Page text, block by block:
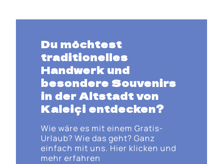
Du möchtest
traditionelles
Handwerk und
besondere Souvenirs
in der Altstadt von
Kaleiçi entdecken?
Wie wäre es mit einem Gratis-
Urlaub? Wie das geht? Ganz
einfach mit uns. Hier klicken und
mehr erfahren